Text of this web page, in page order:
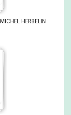
HERBELIN